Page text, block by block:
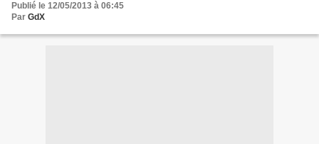
Publié le 12/05/2013 à 06:45
Par GdX